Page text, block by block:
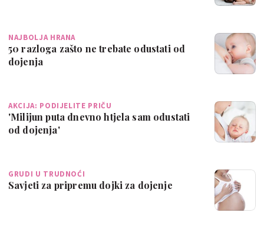
NAJBOLJA HRANA
50 razloga zašto ne trebate odustati od
dojenja
AKCIJA: PODIJELITE PRIČU
'Milijun puta dnevno htjela sam odustati
od dojenja'
GRUDI U TRUDNOĆI
Savjeti za pripremu dojki za dojenje